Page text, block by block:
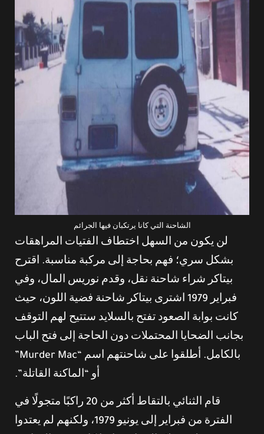
الشاحنة التي كانا يرتكبان فيها الجرائم
لن يكون من السهل اختطاف الفتيات المراهقات
بشكل سري؛ فهم بحاجة إلى مركبة مناسبة. اقترح
بيتاكر شراء شاحنة نقل، وقدم نوريس المال، وفي
فبراير 1979 اشترى بيتاكر شاحنة فضية اللون، حيث
كانت بوابة الصعود تفتح بالسلايد ستتيح لهم التوقف
بجانب الضحايا المحتملات دون الحاجة إلى فتح الباب
بالكامل. أطلقوا على شاحنتهم اسم “Murder Mac”
أو “الماكنة القاتلة”.
قام الثنائي بالتقاط أكثر من 20 راكبًا متجولًا في
الفترة من فبراير إلى يونيو 1979، ولكنهم لم يعتدوا